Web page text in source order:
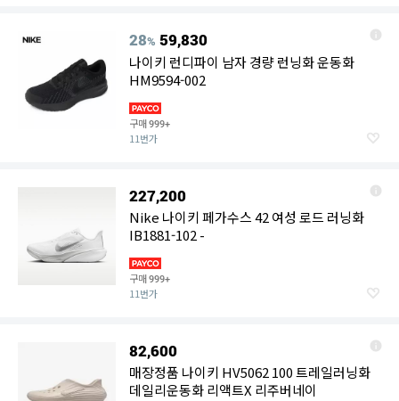
28% 59,830
나이키 런디파이 남자 경량 런닝화 운동화
HM9594-002
구매999+
11번가
227,200
Nike 나이키 페가수스 42 여성 로드 러닝화
IB1881-102 -
구매999+
11번가
82,600
매장정품 나이키 HV5062 100 트레일러닝화
데일리운동화 리액트X 리주버네이